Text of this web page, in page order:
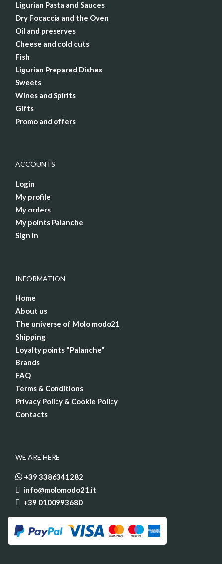
Ligurian Pasta and Sauces
Dry Focaccia and the Oven
Oil and preserves
Cheese and cold cuts
Fish
Ligurian Prepared Dishes
Sweets
Wines and Spirits
Gifts
Promo and offers
ACCOUNTS
Login
My profile
My orders
My points Palanche
Sign in
INFORMATION
Home
About us
The universe of Molo modo21
Shipping
Loyalty points "Palanche"
Brands
FAQ
Terms & Conditions
Privacy Policy & Cookie Policy
Contacts
WE ARE HERE
+39 3386341282
info@molomodo21.it
+39 0100993680